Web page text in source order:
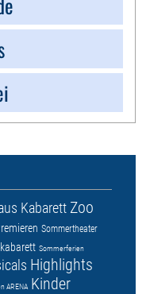
Kabarett Zoo
Sommertheater
Sommerferien
Highlights
ARENA Kinder